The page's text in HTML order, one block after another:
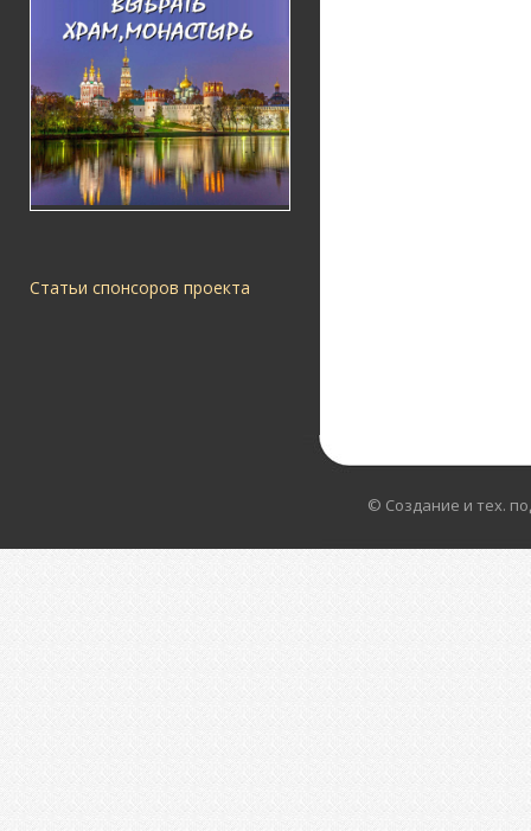
Статьи спонсоров проекта
© Создание и тех.